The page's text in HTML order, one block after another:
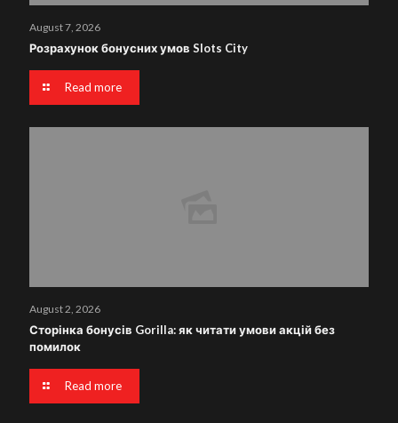
August 7, 2026
Розрахунок бонусних умов Slots City
Read more
August 2, 2026
Сторінка бонусів Gorilla: як читати умови акцій без
помилок
Read more